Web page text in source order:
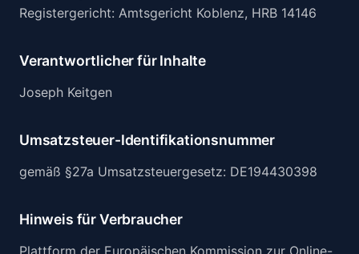
Registergericht: Amtsgericht Koblenz, HRB 14146
Verantwortlicher für Inhalte
Joseph Keitgen
Umsatzsteuer-Identifikationsnummer
gemäß §27a Umsatzsteuergesetz: DE194430398
Hinweis für Verbraucher
Plattform der Europäischen Kommission zur Online-